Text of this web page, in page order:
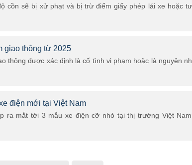
cồn sẽ bị xử phạt và bị trừ điểm giấy phép lái xe hoặc
giao thông từ 2025
thông được xác định là cố tình vi phạm hoặc là nguyên
điện mới tại Việt Nam
ra mắt tới 3 mẫu xe điện cỡ nhỏ tại thị trường Việt